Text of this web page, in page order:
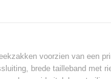
voorzien van een
brede tailleband met